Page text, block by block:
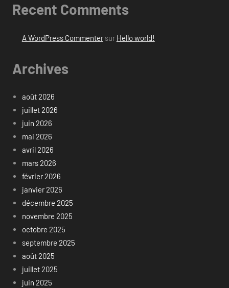
Recent Comments
A WordPress Commentersur Hello world!
Archives
août 2026
juillet 2026
juin 2026
mai 2026
avril 2026
mars 2026
février 2026
janvier 2026
décembre 2025
novembre 2025
octobre 2025
septembre 2025
août 2025
juillet 2025
juin 2025